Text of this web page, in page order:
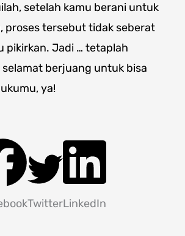
setelah kamu berani untuk
proses tersebut tidak seberat
pikirkan. Jadi … tetaplah
berjuang untuk bisa
ya!
TwitterLinkedIn